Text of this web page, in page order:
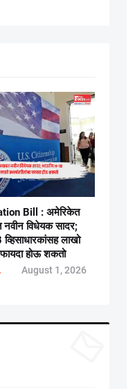
Bill : अमेरिकेत
नवीन विधेयक सादर;
लाखो
फायदा होऊ शकतो
August 1, 2026